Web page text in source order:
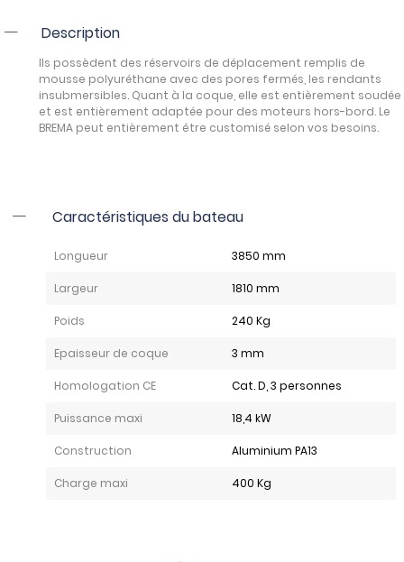
Description
Ils possèdent des réservoirs de déplacement remplis de
mousse polyuréthane avec des pores fermés, les rendants
insubmersibles. Quant à la coque, elle est entièrement soudée
et est entièrement adaptée pour des moteurs hors-bord. Le
BREMA peut entièrement être customisé selon vos besoins.
Caractéristiques du bateau
Longueur 3850 mm
Largeur 1810 mm
Poids 240 Kg
Epaisseur de coque 3 mm
Homologation CE Cat. D, 3 personnes
Puissance maxi 18,4 kW
Construction Aluminium PA13
Charge maxi 400 Kg